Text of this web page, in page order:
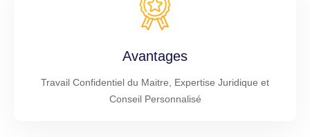
Avantages
Travail Confidentiel du Maitre, Expertise Juridique et
Conseil Personnalisé